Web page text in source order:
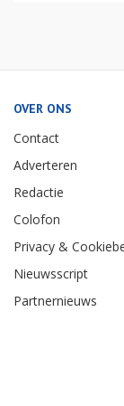
OVER ONS
Contact
Adverteren
Redactie
Colofon
Privacy &
Nieuwsscript
Partnernieuws